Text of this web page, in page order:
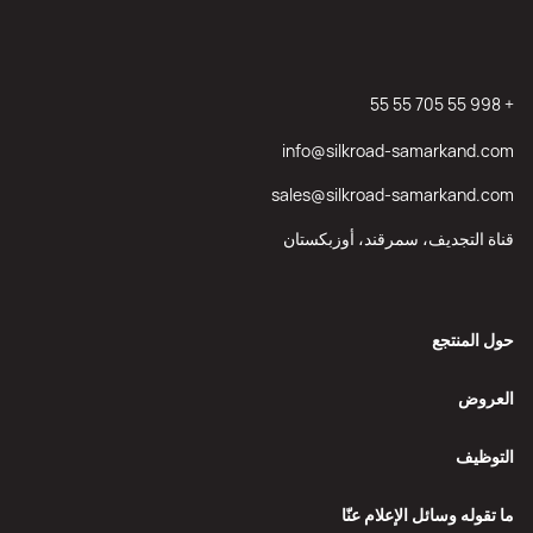
حول المنتجع
العروض
التوظيف
ما تقوله وسائل الإعلام عنّا
+ 998 55 705 55 55
info@silkroad-samarkand.com
sales@silkroad-samarkand.com
قناة التجديف، سمرقند، أوزبكستان